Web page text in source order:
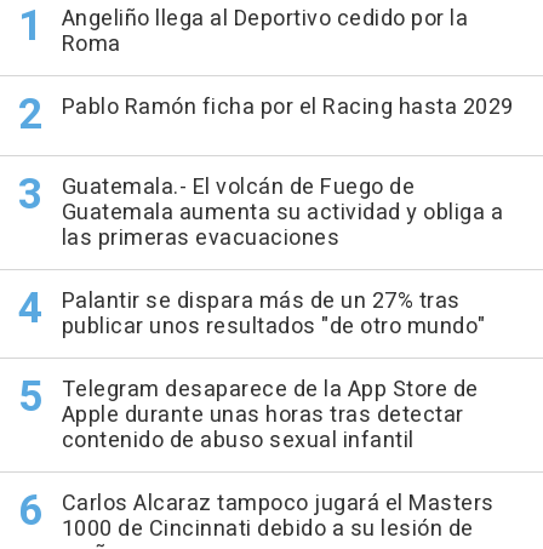
Angeliño llega al Deportivo cedido por la
Roma
Pablo Ramón ficha por el Racing hasta 2029
Guatemala.- El volcán de Fuego de
Guatemala aumenta su actividad y obliga a
las primeras evacuaciones
Palantir se dispara más de un 27% tras
publicar unos resultados "de otro mundo"
Telegram desaparece de la App Store de
Apple durante unas horas tras detectar
contenido de abuso sexual infantil
Carlos Alcaraz tampoco jugará el Masters
1000 de Cincinnati debido a su lesión de